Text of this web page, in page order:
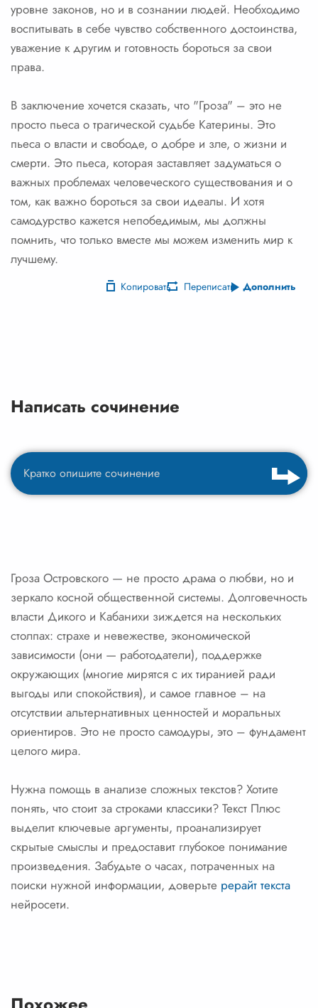
уровне законов, но и в сознании людей. Необходимо
воспитывать в себе чувство собственного достоинства,
уважение к другим и готовность бороться за свои
права.
В заключение хочется сказать, что "Гроза" – это не
просто пьеса о трагической судьбе Катерины. Это
пьеса о власти и свободе, о добре и зле, о жизни и
смерти. Это пьеса, которая заставляет задуматься о
важных проблемах человеческого существования и о
том, как важно бороться за свои идеалы. И хотя
самодурство кажется непобедимым, мы должны
помнить, что только вместе мы можем изменить мир к
лучшему.
Копировать Переписать Дополнить
Написать сочинение
Гроза Островского — не просто драма о любви, но и
зеркало косной общественной системы. Долговечность
власти Дикого и Кабанихи зиждется на нескольких
столпах: страхе и невежестве, экономической
зависимости (они — работодатели), поддержке
окружающих (многие мирятся с их тиранией ради
выгоды или спокойствия), и самое главное – на
отсутствии альтернативных ценностей и моральных
ориентиров. Это не просто самодуры, это – фундамент
целого мира.
Нужна помощь в анализе сложных текстов? Хотите
понять, что стоит за строками классики? Текст Плюс
выделит ключевые аргументы, проанализирует
скрытые смыслы и предоставит глубокое понимание
произведения. Забудьте о часах, потраченных на
поиски нужной информации, доверьте рерайт текста
нейросети.